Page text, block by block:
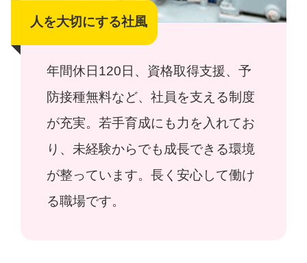
人を大切にする社風
年間休日120日、資格取得支援、予
防接種無料など、社員を支える制度
が充実。若手育成にも力を入れてお
り、未経験からでも成長できる環境
が整っています。長く安心して働け
る職場です。